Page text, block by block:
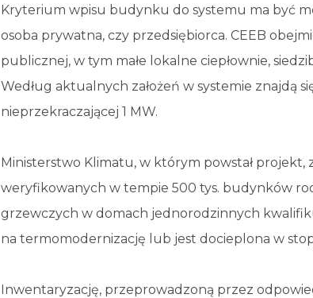
Kryterium wpisu budynku do systemu ma być
osoba prywatna, czy przedsiębiorca. CEEB
publicznej, w tym małe lokalne ciepłownie,
Według aktualnych założeń w systemie znajdą
nieprzekraczającej 1 MW.
Ministerstwo Klimatu, w którym powstał projekt,
weryfikowanych w tempie 500 tys. budynków
grzewczych w domach jednorodzinnych
na termomodernizację lub jest docieplona w
Inwentaryzację, przeprowadzoną przez